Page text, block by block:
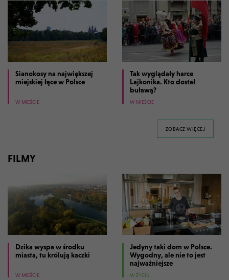
FILMY
Dzika wyspa w środku
miasta, tu królują kaczki
W MIEŚCIE
Jedyny taki dom w Polsce.
Wygodny, ale nie to jest
najważniejsze
W ŻYCIU
Sianokosy na największej
miejskiej łące w Polsce
W MIEŚCIE
Tak wyglądały harce
Lajkonika. Kto dostał
buławą?
W MIEŚCIE
ZOBACZ WIĘCEJGALERII